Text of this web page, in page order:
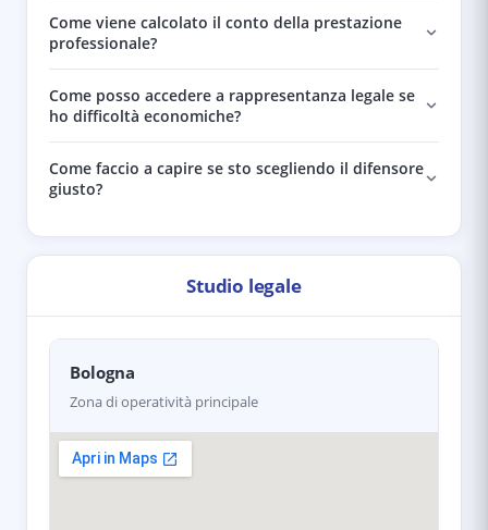
Come viene calcolato il conto della prestazione
professionale?
Come posso accedere a rappresentanza legale se
ho difficoltà economiche?
Come faccio a capire se sto scegliendo il difensore
giusto?
Studio legale
Bologna
Zona di operatività principale